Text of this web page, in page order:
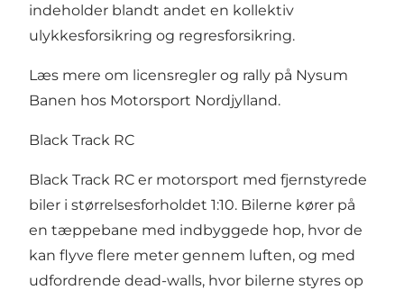
indeholder blandt andet en kollektiv
ulykkesforsikring og regresforsikring.
Læs mere om licensregler og rally på Nysum
Banen hos Motorsport Nordjylland.
Black Track RC
Black Track RC er motorsport med fjernstyrede
biler i størrelsesforholdet 1:10. Bilerne kører på
en tæppebane med indbyggede hop, hvor de
kan flyve flere meter gennem luften, og med
udfordrende dead-walls, hvor bilerne styres op